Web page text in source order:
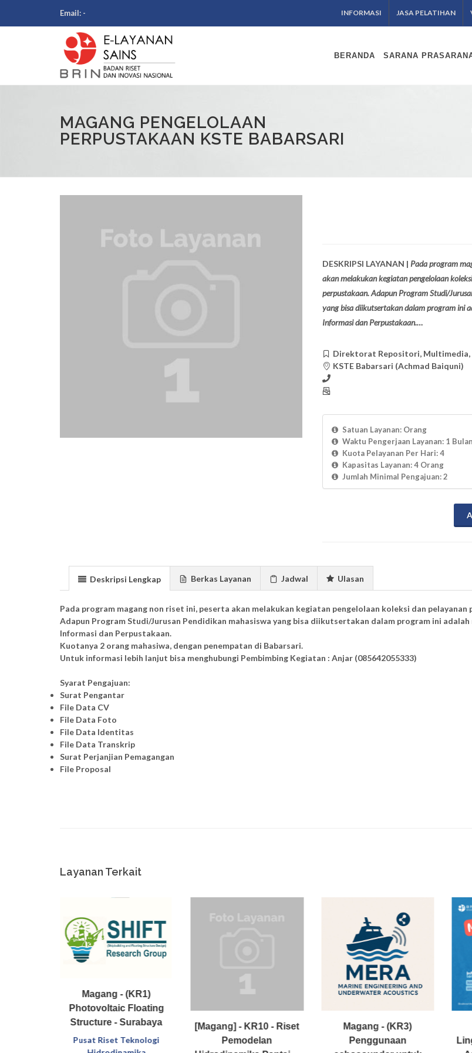
Email: - INFORMASI JASA PELATIHAN
BERANDA SARANA
MAGANG PENGELOLAAN
PERPUSTAKAAN KSTE BABARSARI
DESKRIPSI LAYANAN | Pada program
akan melakukan kegiatan pengelolaan
perpustakaan. Adapun Program Studi/
yang bisa diikutsertakan dalam program ini
Informasi dan Perpustakaan.…
Direktorat Repositori, Multimedia,
KSTE Babarsari (Achmad Baiquni)
Satuan Layanan: Orang
Waktu Pengerjaan Layanan: 1 Bulan
Kuota Pelayanan Per Hari: 4
Kapasitas Layanan: 4 Orang
Jumlah Minimal Pengajuan: 2
Deskripsi Lengkap Berkas Layanan Jadwal Ulasan
Pada program magang non riset ini, peserta akan melakukan kegiatan pengelolaan koleksi dan pelayanan
Adapun Program Studi/Jurusan Pendidikan mahasiswa yang bisa diikutsertakan dalam program ini adalah
Informasi dan Perpustakaan.
Kuotanya 2 orang mahasiwa, dengan penempatan di Babarsari.
Untuk informasi lebih lanjut bisa menghubungi Pembimbing Kegiatan : Anjar (085642055333)
Syarat Pengajuan:
Surat Pengantar
File Data CV
File Data Foto
File Data Identitas
File Data Transkrip
Surat Perjanjian Pemagangan
File Proposal
Layanan Terkait
Magang - (KR1)
Photovoltaic Floating
Structure - Surabaya
Pusat Riset Teknologi
[Magang] - KR10 - Riset
Pemodelan
Magang - (KR3)
Penggunaan